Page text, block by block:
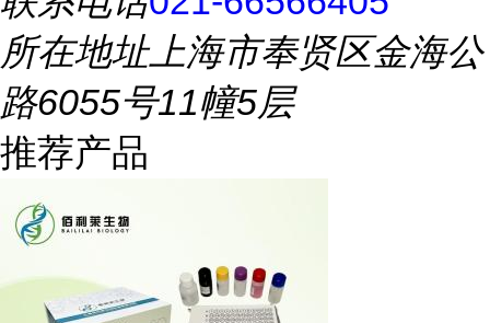
所在地址上海市奉贤区金海公
路6055号11幢5层
推荐产品